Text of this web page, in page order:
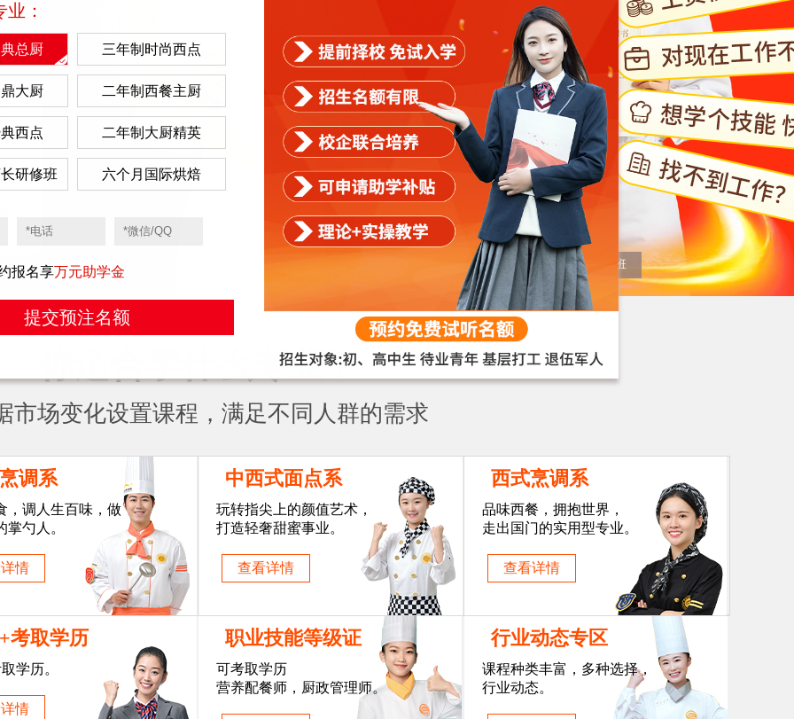
校 短期班 校园直播 暑期兴趣班
你适合学什么专业？
市场变化设置课程，满足不同人群的需求
调系
，调人生百味，做
掌勺人。
情
考取学历
学历。
情
中西式面点系
玩转指尖上的颜值艺术，
打造轻奢甜蜜事业。
查看详情
职业技能等级证
可考取学历
营养配餐师，厨政管理师。
西式烹调系
品味西餐，拥抱世界，
走出国门的实用型专业。
查看详情
行业动态专区
课程种类丰富，多种选择，
行业动态。
：
总厨 三年制时尚西点
大厨 二年制西餐主厨
西点 二年制大厨精英
研修班 六个月国际烘焙
报名享万元助学金
提交预注名额